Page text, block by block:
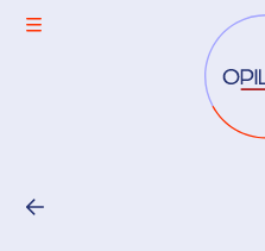
Aller au contenu principal